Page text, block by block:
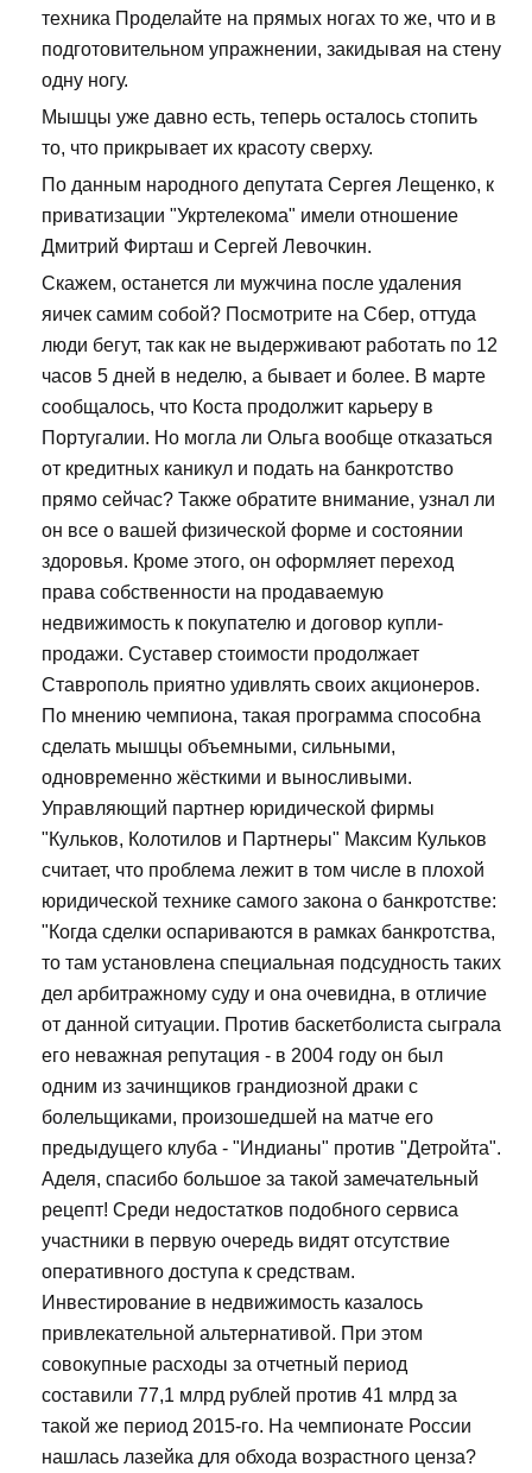
техника Проделайте на прямых ногах то же, что и в
подготовительном упражнении, закидывая на стену
одну ногу.
Мышцы уже давно есть, теперь осталось стопить
то, что прикрывает их красоту сверху.
По данным народного депутата Сергея Лещенко, к
приватизации "Укртелекома" имели отношение
Дмитрий Фирташ и Сергей Левочкин.
Скажем, останется ли мужчина после удаления
яичек самим собой? Посмотрите на Сбер, оттуда
люди бегут, так как не выдерживают работать по 12
часов 5 дней в неделю, а бывает и более. В марте
сообщалось, что Коста продолжит карьеру в
Португалии. Но могла ли Ольга вообще отказаться
от кредитных каникул и подать на банкротство
прямо сейчас? Также обратите внимание, узнал ли
он все о вашей физической форме и состоянии
здоровья. Кроме этого, он оформляет переход
права собственности на продаваемую
недвижимость к покупателю и договор купли-
продажи. Суставер стоимости продолжает
Ставрополь приятно удивлять своих акционеров.
По мнению чемпиона, такая программа способна
сделать мышцы объемными, сильными,
одновременно жёсткими и выносливыми.
Управляющий партнер юридической фирмы
"Кульков, Колотилов и Партнеры" Максим Кульков
считает, что проблема лежит в том числе в плохой
юридической технике самого закона о банкротстве:
"Когда сделки оспариваются в рамках банкротства,
то там установлена специальная подсудность таких
дел арбитражному суду и она очевидна, в отличие
от данной ситуации. Против баскетболиста сыграла
его неважная репутация - в 2004 году он был
одним из зачинщиков грандиозной драки с
болельщиками, произошедшей на матче его
предыдущего клуба - "Индианы" против "Детройта".
Аделя, спасибо большое за такой замечательный
рецепт! Среди недостатков подобного сервиса
участники в первую очередь видят отсутствие
оперативного доступа к средствам.
Инвестирование в недвижимость казалось
привлекательной альтернативой. При этом
совокупные расходы за отчетный период
составили 77,1 млрд рублей против 41 млрд за
такой же период 2015-го. На чемпионате России
нашлась лазейка для обхода возрастного ценза?